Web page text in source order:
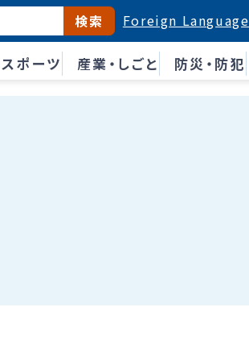
ポーツ 産業・しごと 防災・防犯
検索 Foreign Language